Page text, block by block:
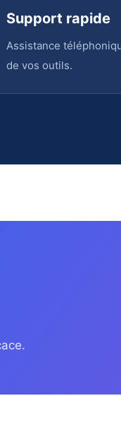
Support rapide
Assistance
de vos outils.